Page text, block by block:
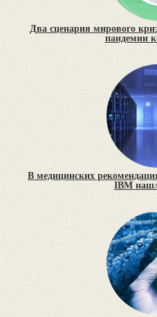
Два сценария мирового
пандемии
В медицинских
IBM